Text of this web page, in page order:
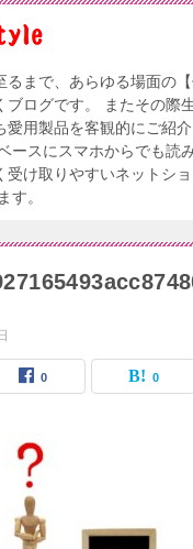
るまで、あらゆる場面の
ログです。 またその際
愛用製品を客観的にご紹
ースにスマホからでも読
受け取りやすいネットシ
す。
0 0